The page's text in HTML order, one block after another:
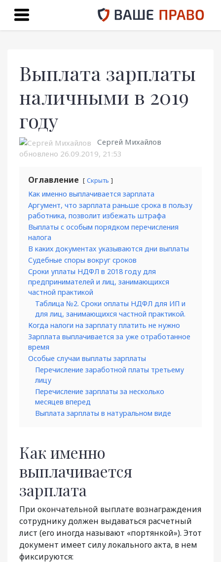
Выплата зарплаты
наличными в 2019
году
Сергей Михайлов
обновлено 26.09.2019, 21:53
Оглавление Скрыть
Как именно выплачивается зарплата
Аргумент, что зарплата раньше срока в пользу
работника, позволит избежать штрафа
Выплаты с особым порядком перечисления
налога
В каких документах указываются дни выплаты
Судебные споры вокруг сроков
Сроки уплаты НДФЛ в 2018 году для
предпринимателей и лиц, занимающихся
частной практикой
Таблица №2. Сроки оплаты НДФЛ для ИП и
для лиц, занимающихся частной практикой.
Когда налоги на зарплату платить не нужно
Зарплата выплачивается за уже отработанное
время
Особые случаи выплаты зарплаты
Перечисление заработной платы третьему
лицу
Перечисление зарплаты за несколько
месяцев вперед
Выплата зарплаты в натуральном виде
Как именно
выплачивается
зарплата
При окончательной выплате вознаграждения
сотруднику должен выдаваться расчетный
лист (его иногда называют «портянкой»). Этот
документ имеет силу локального акта, в нем
фиксируются: